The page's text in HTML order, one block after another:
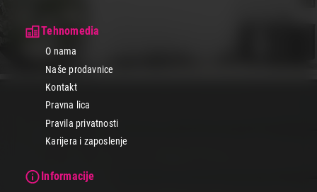
Tehnomedia
O nama
Naše prodavnice
Kontakt
Pravna lica
Pravila privatnosti
Karijera i zaposlenje
Informacije